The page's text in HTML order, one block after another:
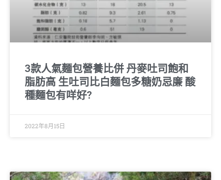
3款人氣麵包營養比併 丹麥吐司飽和
脂肪高 生吐司比白麵包多糖奶忌廉 酸
種麵包有咩好?
2022年8月15日